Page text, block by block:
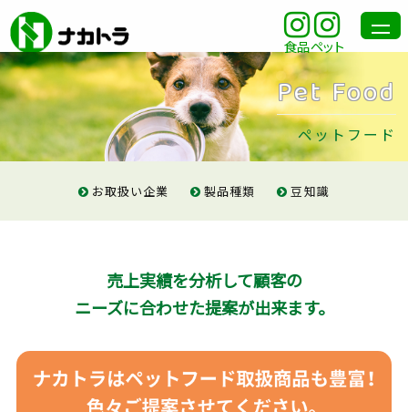
食品ペット
Pet Food
ペットフード
お取扱い企業 製品種類 豆知識
売上実績を分析して顧客の
ニーズに合わせた提案が出来ます。